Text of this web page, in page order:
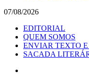
07/08/2026
EDITORIAL
QUEM SOMOS
ENVIAR TEXTO
SACADA